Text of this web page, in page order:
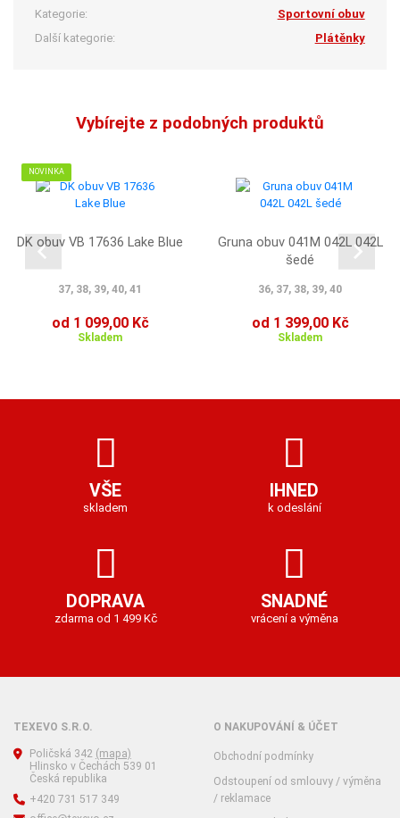
Kategorie:
Sportovní obuv
Další kategorie:
Plátěnky
Vybírejte z podobných produktů
NOVINKA
DK obuv VB 17636 Lake Blue
37, 38, 39, 40, 41
od 1 099,00 Kč
Skladem
Gruna obuv 041M 042L 042L
šedé
36, 37, 38, 39, 40
od 1 399,00 Kč
Skladem
VŠE
skladem
IHNED
k odeslání
DOPRAVA
zdarma od 1 499 Kč
SNADNÉ
vrácení a výměna
TEXEVO S.R.O.
Poličská 342 (mapa)
Hlinsko v Čechách 539 01
Česká republika
+420 731 517 349
O NAKUPOVÁNÍ & ÚČET
Obchodní podmínky
Odstoupení od smlouvy / výměna
/ reklamace